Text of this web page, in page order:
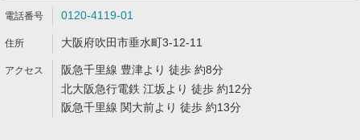
0120-4119-01
大阪府吹田市垂水町3-12-11
阪急千里線 豊津より 徒歩 約8分
北大阪急行電鉄 江坂より 徒歩 約12分
阪急千里線 関大前より 徒歩 約13分